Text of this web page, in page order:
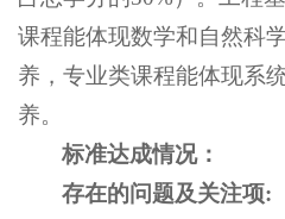
课程能体现数学和自然科
养，专业类课程能体现系
养。
标准达成情况：
存在的问题及关注项: